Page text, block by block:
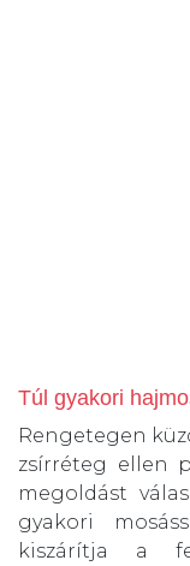
Túl gyakori
Rengetegen
zsírréteg ellen
megoldást
gyakori
kiszárítja a